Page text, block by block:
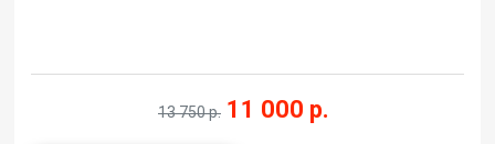
13 750 р. 11 000 р.